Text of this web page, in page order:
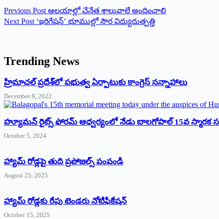
Previous Post ఆలయాల్లో చేనేత శాలువాలే అందించాలి
Next Post ‘ఇరిగేషన్‌’ భూముల్లో సౌర విద్యుదుత్పత్తి
Trending News
‌హ్రిమాచల్‌ ‌ప్రదేశ్‌లో పభుత్వ ఏర్పాటుకు కాంగ్రెస్‌ ‌సన్నాహాలు
December 8, 2022
హ్యూమన్‌ రైట్స్‌ ఫోరమ్‌ ఆధ్వర్యంలో నేడు బాలగోపాల్‌ 15వ స్మారక
October 5, 2024
హ్యామ్‌ రోడ్లపై తుది ప్రపోజల్స్‌ పంపండి
August 25, 2025
హ్యామ్‌ రోడ్లకు రేపు టెండరు నోటిఫికేషన్‌
October 15, 2025